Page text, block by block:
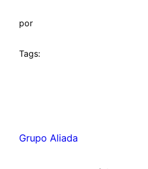
por
Tags:
Grupo Aliada